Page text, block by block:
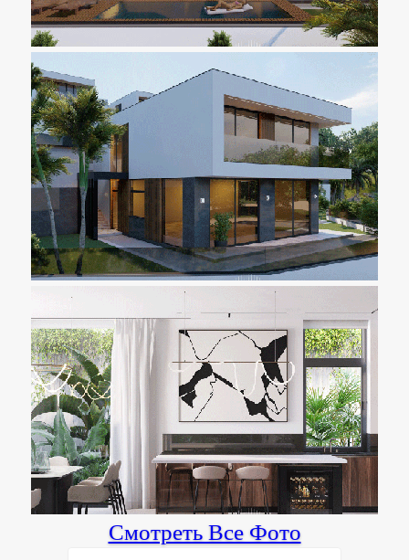
Смотреть Все Фото